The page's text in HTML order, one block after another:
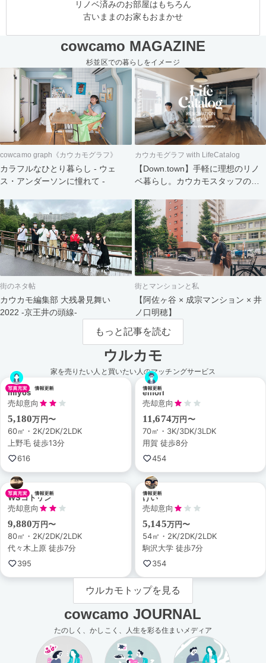
リノベ済みのお部屋はもちろん
古いままのお家もおまかせ
cowcamo MAGAZINE
杉並区での暮らしをイメージ
cowcamo graph《カウカモグラフ》
カラフルなひとり暮らし - ウェ
ス・アンダーソンに憧れて -
カウカモグラフ with LifeCatalog
【Down.town】手軽に理想のリノ
ベ暮らし。カウカモスタッフの家
街のネタ帖
カウカモ編集部 大残暑見舞い
2022 -京王井の頭線-
街とマンションと私
【阿佐ヶ谷 × 成宗マンション × 井
ノ口明穂】
もっと記事を読む
ウルカモ
家を売りたい人と買いたい人のマッチングサービス
miyos
売却意向
5,180万円〜
60㎡・2K/2DK/2LDK
上野毛 徒歩13分
616
emori
売却意向
11,674万円〜
70㎡・3K/3DK/3LDK
用賀 徒歩8分
454
WSコトリン
売却意向
9,880万円〜
80㎡・2K/2DK/2LDK
代々木上原 徒歩7分
395
けい
売却意向
5,145万円〜
54㎡・2K/2DK/2LDK
駒沢大学 徒歩7分
354
ウルカモトップを見る
cowcamo JOURNAL
たのしく、かしこく、人生を彩る住まいメディア